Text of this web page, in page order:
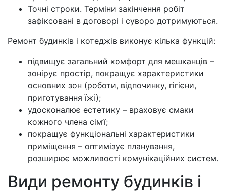
Точні строки. Терміни закінчення робіт
зафіксовані в договорі і суворо дотримуються.
Ремонт будинків і котеджів виконує кілька функцій:
підвищує загальний комфорт для мешканців –
зонірує простір, покращує характеристики
основних зон (роботи, відпочинку, гігієни,
приготування їжі);
удосконалює естетику – враховує смаки
кожного члена сім’ї;
покращує функціональні характеристики
приміщення – оптимізує планування,
розширює можливості комунікаційних систем.
Види ремонту будинків і